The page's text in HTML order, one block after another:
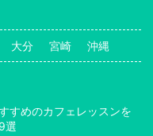
大分 宮崎 沖縄
すめのカフェレッスンを
選